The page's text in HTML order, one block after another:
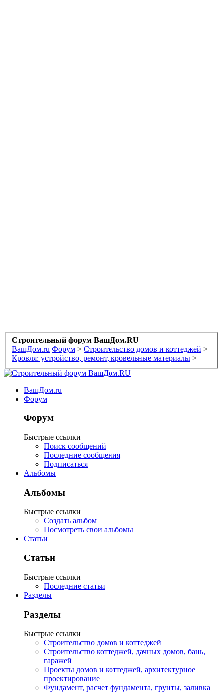
Строительный форум ВашДом.RU
ВашДом.ru Форум > Строительство домов и коттеджей >
Кровля: устройство, ремонт, кровельные материалы >
ВашДом.ru
Форум
Форум
Быстрые ссылки
Поиск сообщений
Последние сообщения
Подписаться
Альбомы
Альбомы
Быстрые ссылки
Создать альбом
Посмотреть свои альбомы
Статьи
Статьи
Быстрые ссылки
Последние статьи
Разделы
Разделы
Быстрые ссылки
Строительство домов и коттеджей
Строительство коттеджей, дачных домов, бань,
гаражей
Проекты домов и коттеджей, архитектурное
проектирование
Фундамент, расчет фундамента, грунты, заливка